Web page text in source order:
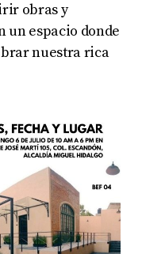
obras y
un espacio donde
nuestra rica